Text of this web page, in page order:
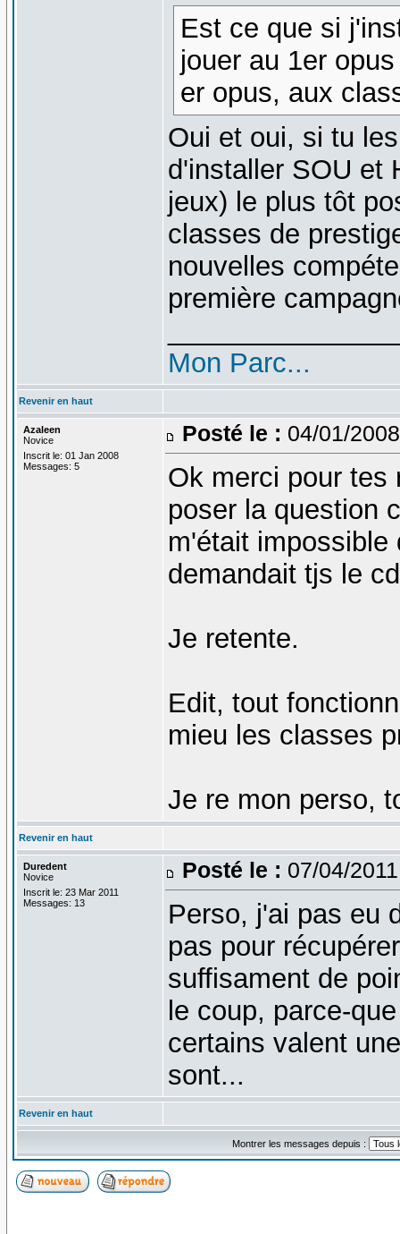
Est ce que si
jouer au 1er
er opus, aux
Oui et oui, si tu
d'installer SOU et
jeux) le plus tôt
classes de
nouvelles
première
Mon Parc...
Revenir en haut
Azaleen
Novice
Inscrit le: 01 Jan 2008
Messages: 5
Posté le : 04/01/
Ok merci pour tes
poser la question
m'était impossible
demandait tjs le
Je retente.
Edit, tout
mieu les classes
Je re mon perso,
Revenir en haut
Duredent
Novice
Inscrit le: 23 Mar 2011
Messages: 13
Posté le : 07/04/
Perso, j'ai pas eu
pas pour
suffisament de
le coup, parce-
certains valent
sont...
Revenir en haut
Montrer les messages depuis :